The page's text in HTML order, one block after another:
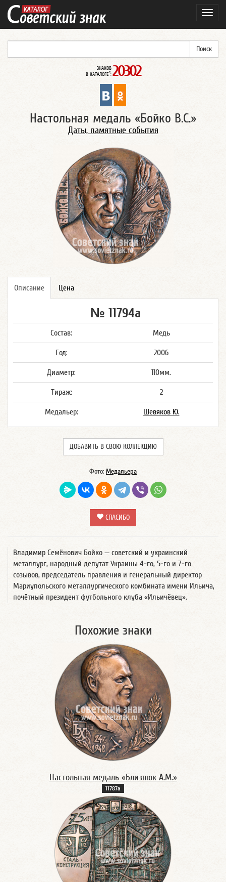
ЗНАКОВ
В КАТАЛОГЕ*: 20302
Настольная медаль «Бойко В.С.»
Даты, памятные события
Описание Цена
№ 11794а
Состав: Медь
Год: 2006
Диаметр: 110мм.
Тираж: 2
Медальер: Шевяков Ю.
ДОБАВИТЬ В СВОЮ КОЛЛЕКЦИЮ
Фото: Медальера
СПАСИБО
Владимир Семёнович Бойко — советский и украинский
металлург, народный депутат Украины 4-го, 5-го и 7-го
созывов, председатель правления и генеральный директор
Мариупольского металлургического комбината имени Ильича,
почётный президент футбольного клуба «Ильичёвец».
Похожие знаки
Настольная медаль «Близнюк А.М.»
11787а